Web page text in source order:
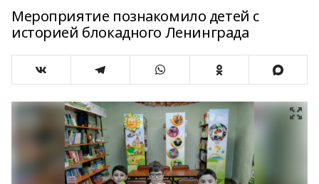
Мероприятие познакомило детей с
историей блокадного Ленинграда